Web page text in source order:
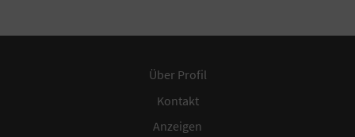
Über Profil
Kontakt
Anzeigen